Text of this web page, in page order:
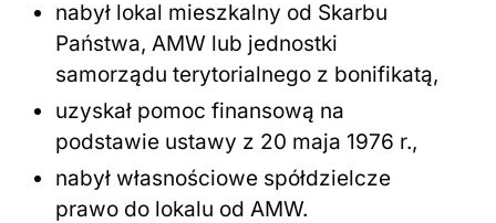
nabył lokal mieszkalny od Skarbu
Państwa, AMW lub jednostki
samorządu terytorialnego z bonifikatą,
uzyskał pomoc finansową na
podstawie ustawy z 20 maja 1976 r.,
nabył własnościowe spółdzielcze
prawo do lokalu od AMW.